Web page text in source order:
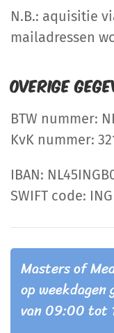
N.B.: aquisitie
mailadressen
Overige
BTW nummer:
KvK nummer:
IBAN:
SWIFT code:
Masters of
op weekdagen
van 09:00 tot